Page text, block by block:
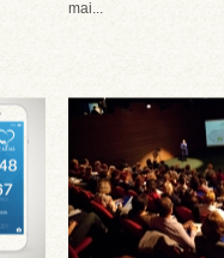
mai...